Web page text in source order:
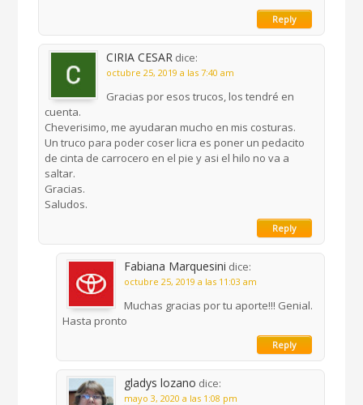
Reply
CIRIA CESAR dice:
octubre 25, 2019 a las 7:40 am
Gracias por esos trucos, los tendré en
cuenta.
Cheverisimo, me ayudaran mucho en mis costuras.
Un truco para poder coser licra es poner un pedacito
de cinta de carrocero en el pie y asi el hilo no va a
saltar.
Gracias.
Saludos.
Reply
Fabiana Marquesini dice:
octubre 25, 2019 a las 11:03 am
Muchas gracias por tu aporte!!! Genial.
Hasta pronto
Reply
gladys lozano dice:
mayo 3, 2020 a las 1:08 pm